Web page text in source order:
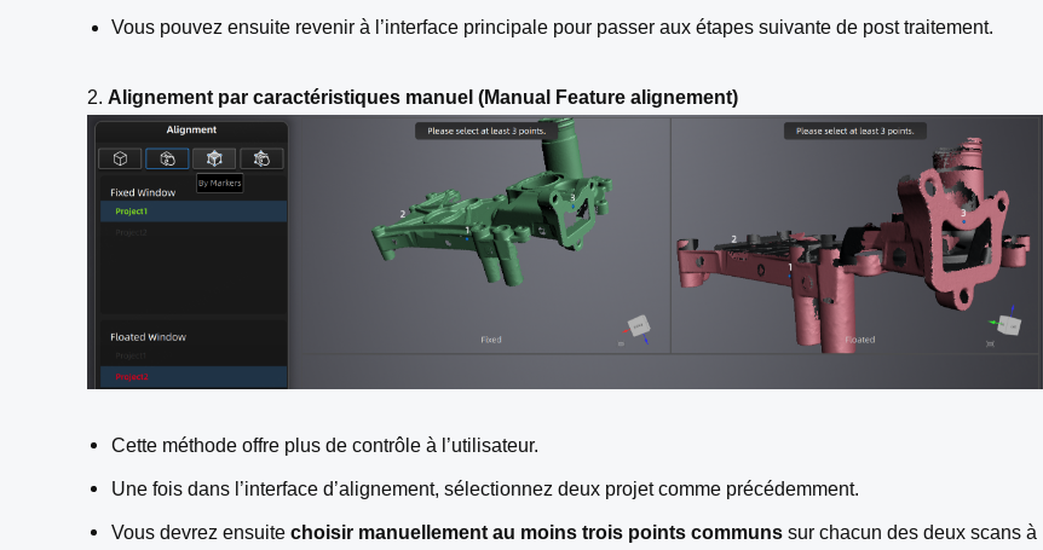
Vous pouvez ensuite revenir à l’interface principale pour passer aux étapes suivante de post traitement.
2. Alignement par caractéristiques manuel (Manual Feature alignement)
Cette méthode offre plus de contrôle à l’utilisateur.
Une fois dans l’interface d’alignement, sélectionnez deux projet comme précédemment.
Vous devrez ensuite choisir manuellement au moins trois points communs sur chacun des deux scans à